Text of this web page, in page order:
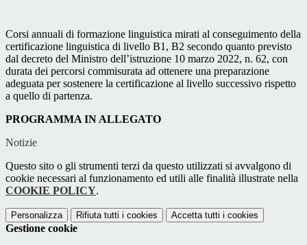
Corsi annuali di formazione linguistica mirati al conseguimento della
certificazione linguistica di livello B1, B2 secondo quanto previsto
dal decreto del Ministro dell’istruzione 10 marzo 2022, n. 62, con
durata dei percorsi commisurata ad ottenere una preparazione
adeguata per sostenere la certificazione al livello successivo rispetto
a quello di partenza.
PROGRAMMA IN ALLEGATO
Notizie
Questo sito o gli strumenti terzi da questo utilizzati si avvalgono di
cookie necessari al funzionamento ed utili alle finalità illustrate nella
COOKIE POLICY.
Personalizza Rifiuta tutti i cookies Accetta tutti i cookies
Gestione cookie